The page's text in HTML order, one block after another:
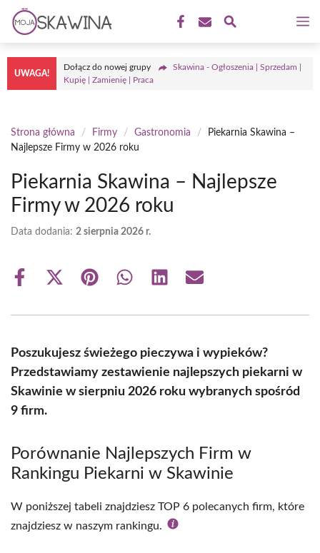
Przejdź
treści
UWAGA!
Dołącz do nowej grupy
Skawina - Ogłoszenia | Sprzedam |
Kupię | Zamienię | Praca
Strona główna / Firmy / Gastronomia /
Piekarnia Skawina –
Najlepsze Firmy w 2026 roku
Piekarnia Skawina – Najlepsze
Firmy w 2026 roku
Data dodania: 2 sierpnia 2026 r.
Share
Share
(Twitter)
Share Share Share Share
Poszukujesz świeżego pieczywa i wypieków?
Przedstawiamy zestawienie najlepszych piekarni w
Skawinie w sierpniu 2026 roku wybranych spośród
9 firm.
Porównanie Najlepszych Firm w
Rankingu Piekarni w Skawinie
W poniższej tabeli znajdziesz TOP 6 polecanych firm, które
znajdziesz w naszym rankingu.